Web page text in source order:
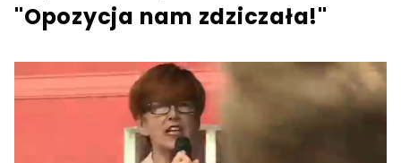
"Opozycja nam zdziczała!"